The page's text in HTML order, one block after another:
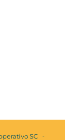
SC -